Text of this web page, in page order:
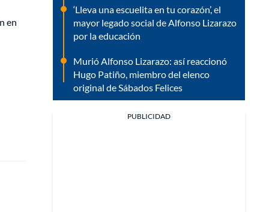
en
‘Lleva una escuelita en tu corazón’, el
mayor legado social de Alfonso Lizarazo
por la educación
Murió Alfonso Lizarazo: así reaccionó
Hugo Patiño, miembro del elenco
original de Sábados Felices
PUBLICIDAD